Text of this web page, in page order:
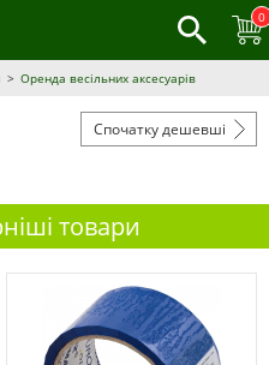
0
Оренда весільних аксесуарів
Спочатку дешевші
товари